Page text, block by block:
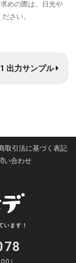
めの際は、日光や
さい。
出力サンプル
取引法に基づく表記
い合わせ
います！
）